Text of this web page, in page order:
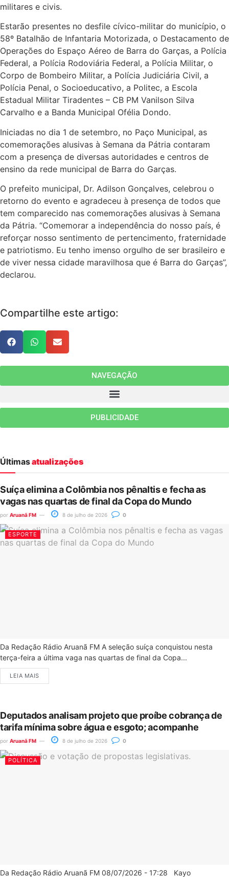
militares e civis.
Estarão presentes no desfile cívico-militar do município, o
58º Batalhão de Infantaria Motorizada, o Destacamento de
Operações do Espaço Aéreo de Barra do Garças, a Polícia
Federal, a Polícia Rodoviária Federal, a Polícia Militar, o
Corpo de Bombeiro Militar, a Polícia Judiciária Civil, a
Polícia Penal, o Socioeducativo, a Politec, a Escola
Estadual Militar Tiradentes – CB PM Vanilson Silva
Carvalho e a Banda Municipal Ofélia Dondo.
Iniciadas no dia 1 de setembro, no Paço Municipal, as
comemorações alusivas à Semana da Pátria contaram
com a presença de diversas autoridades e centros de
ensino da rede municipal de Barra do Garças.
O prefeito municipal, Dr. Adilson Gonçalves, celebrou o
retorno do evento e agradeceu à presença de todos que
tem comparecido nas comemorações alusivas à Semana
da Pátria. “Comemorar a independência do nosso país, é
reforçar nosso sentimento de pertencimento, fraternidade
e patriotismo. Eu tenho imenso orgulho de ser brasileiro e
de viver nessa cidade maravilhosa que é Barra do Garças”,
declarou.
Compartilhe este artigo:
NAVEGAÇÃO
PUBLICIDADE
Últimasatualizações
Suíça elimina a Colômbia nos pênaltis e fecha as
vagas nas quartas de final da Copa do Mundo
por Aruanã FM 8 de julho de 2026 0
ESPORTE
Da Redação Rádio Aruanã FM A seleção suíça conquistou nesta
terça-feira a última vaga nas quartas de final da Copa...
LEIA MAIS
Deputados analisam projeto que proíbe cobrança de
tarifa mínima sobre água e esgoto; acompanhe
por Aruanã FM 8 de julho de 2026 0
POLÍTICA
Da Redação Rádio Aruanã FM 08/07/2026 - 17:28 Kayo